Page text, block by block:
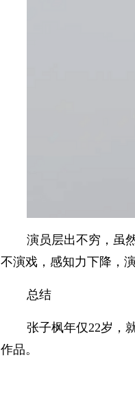
演员层出不穷，虽
不演戏，感知力下降，
总结
张子枫年仅22岁，
作品。